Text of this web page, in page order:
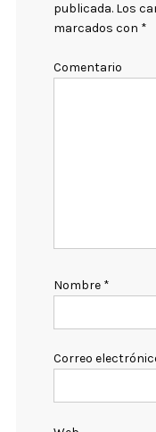
publicada. Los
marcados con *
Comentario
Nombre *
Correo